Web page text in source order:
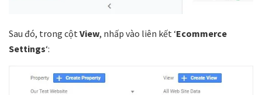
Sau đó, trong cộtView, nhấp vào liên kết ‘Ecommerce
Settings‘: